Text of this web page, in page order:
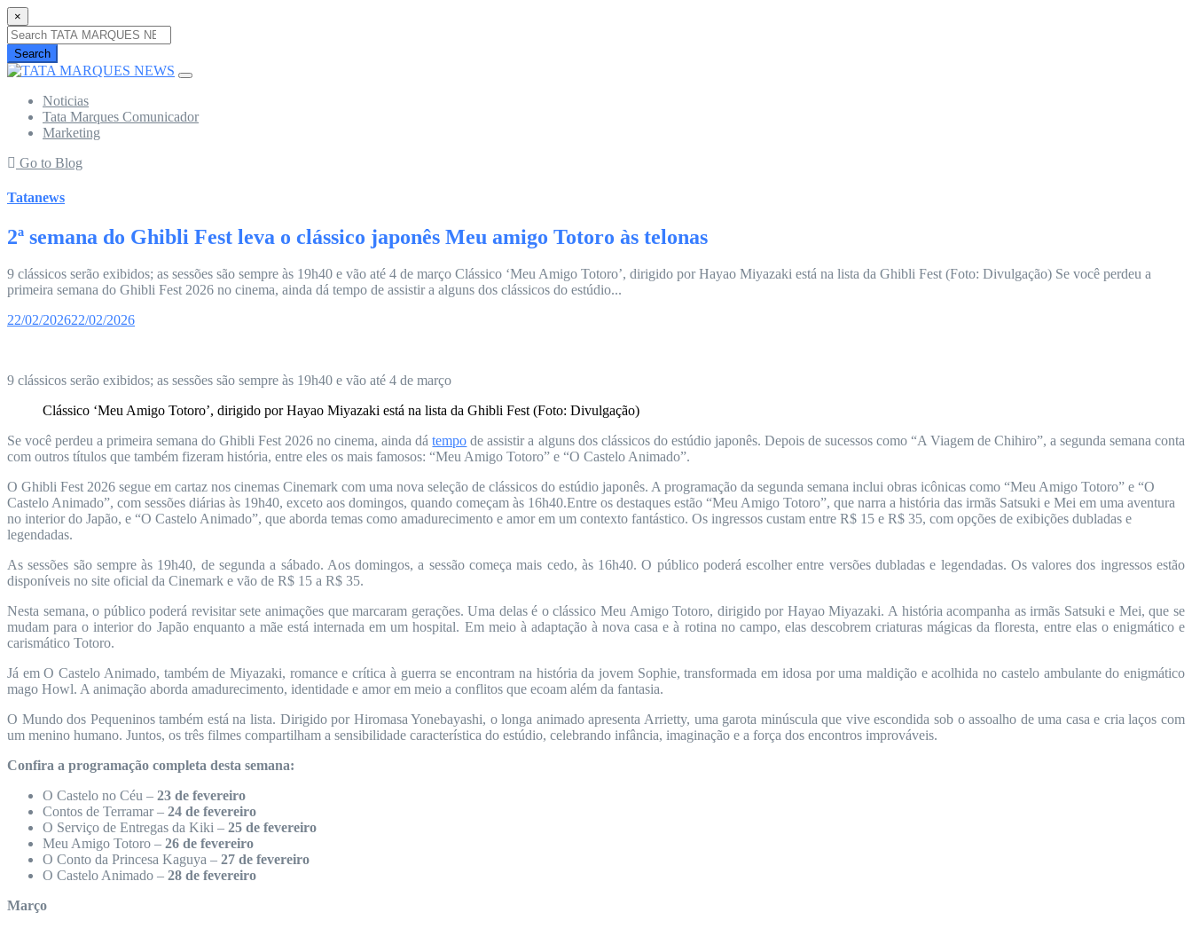
×
Search
Noticias
Tata Marques Comunicador
Marketing
Go to Blog
Tatanews
2ª semana do Ghibli Fest leva o clássico japonês Meu amigo Totoro às telonas
9 clássicos serão exibidos; as sessões são sempre às 19h40 e vão até 4 de março Clássico ‘Meu Amigo Totoro’, dirigido por Hayao Miyazaki está na lista da Ghibli Fest (Foto: Divulgação) Se você perdeu a
primeira semana do Ghibli Fest 2026 no cinema, ainda dá tempo de assistir a alguns dos clássicos do estúdio...
22/02/202622/02/2026
9 clássicos serão exibidos; as sessões são sempre às 19h40 e vão até 4 de março
Clássico ‘Meu Amigo Totoro’, dirigido por Hayao Miyazaki está na lista da Ghibli Fest (Foto: Divulgação)
Se você perdeu a primeira semana do Ghibli Fest 2026 no cinema, ainda dátempo de assistir a alguns dos clássicos do estúdio japonês. Depois de sucessos como “A Viagem de Chihiro”, a segunda semana conta
com outros títulos que também fizeram história, entre eles os mais famosos: “Meu Amigo Totoro” e “O Castelo Animado”.
O Ghibli Fest 2026 segue em cartaz nos cinemas Cinemark com uma nova seleção de clássicos do estúdio japonês. A programação da segunda semana inclui obras icônicas como “Meu Amigo Totoro” e “O
Castelo Animado”, com sessões diárias às 19h40, exceto aos domingos, quando começam às 16h40.Entre os destaques estão “Meu Amigo Totoro”, que narra a história das irmãs Satsuki e Mei em uma aventura
no interior do Japão, e “O Castelo Animado”, que aborda temas como amadurecimento e amor em um contexto fantástico. Os ingressos custam entre R$ 15 e R$ 35, com opções de exibições dubladas e
legendadas.
As sessões são sempre às 19h40, de segunda a sábado. Aos domingos, a sessão começa mais cedo, às 16h40. O público poderá escolher entre versões dubladas e legendadas. Os valores dos ingressos estão
disponíveis no site oficial da Cinemark e vão de R$ 15 a R$ 35.
Nesta semana, o público poderá revisitar sete animações que marcaram gerações. Uma delas é o clássico Meu Amigo Totoro, dirigido por Hayao Miyazaki. A história acompanha as irmãs Satsuki e Mei, que se
mudam para o interior do Japão enquanto a mãe está internada em um hospital. Em meio à adaptação à nova casa e à rotina no campo, elas descobrem criaturas mágicas da floresta, entre elas o enigmático e
carismático Totoro.
Já em O Castelo Animado, também de Miyazaki, romance e crítica à guerra se encontram na história da jovem Sophie, transformada em idosa por uma maldição e acolhida no castelo ambulante do enigmático
mago Howl. A animação aborda amadurecimento, identidade e amor em meio a conflitos que ecoam além da fantasia.
O Mundo dos Pequeninos também está na lista. Dirigido por Hiromasa Yonebayashi, o longa animado apresenta Arrietty, uma garota minúscula que vive escondida sob o assoalho de uma casa e cria laços com
um menino humano. Juntos, os três filmes compartilham a sensibilidade característica do estúdio, celebrando infância, imaginação e a força dos encontros improváveis.
Confira a programação completa desta semana:
O Castelo no Céu – 23 de fevereiro
Contos de Terramar – 24 de fevereiro
O Serviço de Entregas da Kiki – 25 de fevereiro
Meu Amigo Totoro – 26 de fevereiro
O Conto da Princesa Kaguya – 27 de fevereiro
O Castelo Animado – 28 de fevereiro
Março